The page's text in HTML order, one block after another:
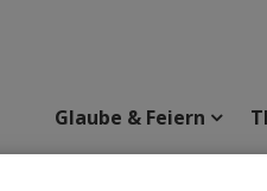
Glaube & Feiern